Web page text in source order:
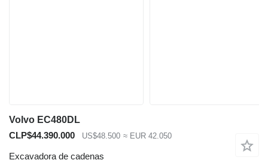
Volvo EC480DL
CLP$44.390.000
US$48.500 ≈ EUR 42.050
Excavadora de cadenas